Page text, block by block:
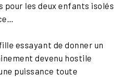
les deux enfants isolés
essayant de donner un
devenu hostile
puissance toute